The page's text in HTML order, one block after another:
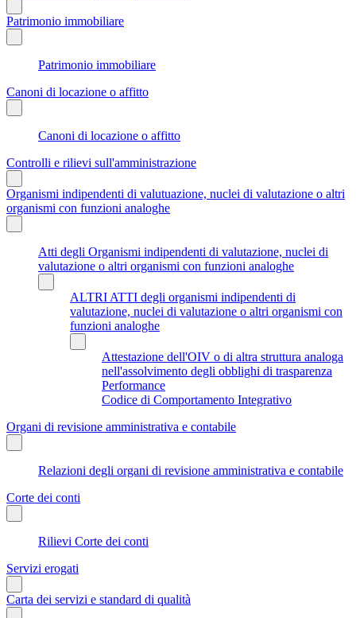
Patrimonio immobiliare
Patrimonio immobiliare
Canoni di locazione o affitto
Canoni di locazione o affitto
Controlli e rilievi sull'amministrazione
Organismi indipendenti di valutuazione, nuclei di valutazione o altri
organismi con funzioni analoghe
Atti degli Organismi indipendenti di valutazione, nuclei di
valutazione o altri organismi con funzioni analoghe
ALTRI ATTI degli organismi indipendenti di
valutazione, nuclei di valutazione o altri organismi con
funzioni analoghe
Attestazione dell'OIV o di altra struttura analoga
nell'assolvimento degli obblighi di trasparenza
Performance
Codice di Comportamento Integrativo
Organi di revisione amministrativa e contabile
Relazioni degli organi di revisione amministrativa e contabile
Corte dei conti
Rilievi Corte dei conti
Servizi erogati
Carta dei servizi e standard di qualità